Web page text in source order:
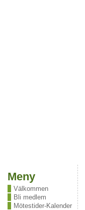
Meny
Välkommen
Bli medlem
Mötestider-Kalender